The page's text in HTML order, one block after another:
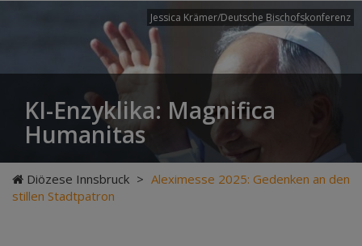
Jessica Krämer/Deutsche Bischofskonferenz
KI-Enzyklika: Magnifica
Humanitas
Diözese Innsbruck > Aleximesse 2025: Gedenken an den
stillen Stadtpatron